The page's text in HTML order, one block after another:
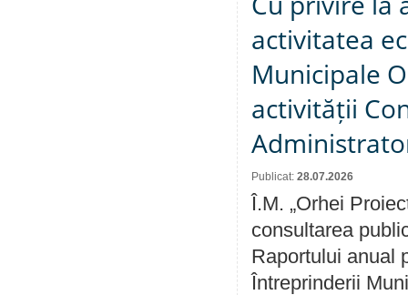
activitatea
Municipale
activității
Publicat: 28.07.2026
Î.M. „Orhei
consultarea
Raportului anual
Întreprinderii